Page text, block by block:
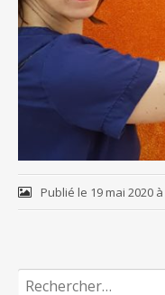
Publié le 19 mai 2020à
Rechercher :